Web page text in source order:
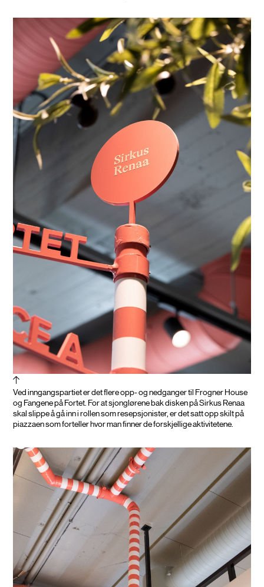
Ved inngangspartiet er det flere opp- og nedganger til Frogner House
og Fangene på Fortet. For at sjonglørene bak disken på Sirkus Renaa
skal slippe å gå inn i rollen som resepsjonister, er det satt opp skilt på
piazzaen som forteller hvor man finner de forskjellige aktivitetene.